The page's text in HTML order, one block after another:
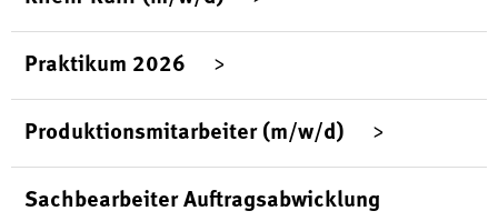
Praktikum 2026
Produktionsmitarbeiter (m/w/d)
Sachbearbeiter Auftragsabwicklung